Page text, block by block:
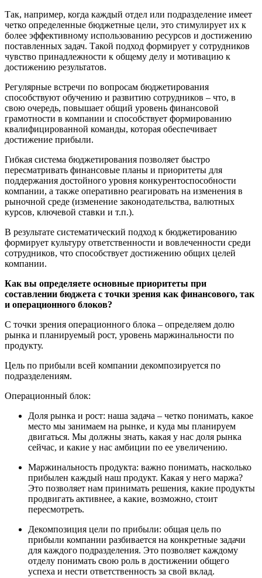
Так, например, когда каждый отдел или подразделение имеет
четко определенные бюджетные цели, это стимулирует их к
более эффективному использованию ресурсов и достижению
поставленных задач. Такой подход формирует у сотрудников
чувство принадлежности к общему делу и мотивацию к
достижению результатов.
Регулярные встречи по вопросам бюджетирования
способствуют обучению и развитию сотрудников – что, в
свою очередь, повышает общий уровень финансовой
грамотности в компании и способствует формированию
квалифицированной команды, которая обеспечивает
достижение прибыли.
Гибкая система бюджетирования позволяет быстро
пересматривать финансовые планы и приоритеты для
поддержания достойного уровня конкурентоспособности
компании, а также оперативно реагировать на изменения в
рыночной среде (изменение законодательства, валютных
курсов, ключевой ставки и т.п.).
В результате систематический подход к бюджетированию
формирует культуру ответственности и вовлеченности среди
сотрудников, что способствует достижению общих целей
компании.
Как вы определяете основные приоритеты при
составлении бюджета с точки зрения как финансового, так
и операционного блоков?
С точки зрения операционного блока – определяем долю
рынка и планируемый рост, уровень маржинальности по
продукту.
Цель по прибыли всей компании декомпозируется по
подразделениям.
Операционный блок:
Доля рынка и рост: наша задача – четко понимать, какое
место мы занимаем на рынке, и куда мы планируем
двигаться. Мы должны знать, какая у нас доля рынка
сейчас, и какие у нас амбиции по ее увеличению.
Маржинальность продукта: важно понимать, насколько
прибылен каждый наш продукт. Какая у него маржа?
Это позволяет нам принимать решения, какие продукты
продвигать активнее, а какие, возможно, стоит
пересмотреть.
Декомпозиция цели по прибыли: общая цель по
прибыли компании разбивается на конкретные задачи
для каждого подразделения. Это позволяет каждому
отделу понимать свою роль в достижении общего
успеха и нести ответственность за свой вклад.